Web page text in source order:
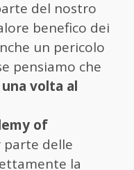
del nostro
benefico dei
un pericolo
pensiamo che
volta al
of
parte delle
la